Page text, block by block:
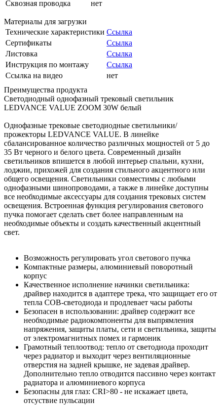
Сквозная проводка нет
Материалы для загрузки
Технические характеристики Ссылка
Сертификаты
Ссылка
Листовка
Ссылка
Инструкция по монтажу
Ссылка
Ссылка на видео
нет
Преимущества продукта
Светодиодный однофазный трековый светильник
LEDVANCE VALUE ZOOM 30W белый
Однофазные трековые светодиодные светильники/
прожекторы LEDVANCE VALUE. В линейке
сбалансированное количество различных мощностей от 5 до
35 Вт черного и белого цвета. Современный дизайн
светильников впишется в любой интерьер спальни, кухни,
лоджии, прихожей для создания стильного акцентного или
общего освещения. Светильники совместимы с любыми
однофазными шинопроводами, а также в линейке доступны
все необходимые аксессуары для создания трековых систем
освещения. Встроенная функция регулирования светового
пучка помогает сделать свет более направленным на
необходимые объекты и создать качественный акцентный
свет.
Возможность регулировать угол светового пучка
Компактные размеры, алюминиевый поворотный
корпус
Качественное исполнение начинки светильника:
драйвер находится в адаптере трека, что защищает его от
тепла COB-светодиода и продлевает часы работы
Безопасен в использовании: драйвер содержит все
необходимые радиокомпоненты для выпрямления
напряжения, защиты платы, сети и светильника, защиты
от электромагнитных помех и гармоник
Грамотный теплоотвод: тепло от светодиода проходит
через радиатор и выходит через вентиляционные
отверстия на задней крышке, не задевая драйвер.
Дополнительно тепло отводится пассивно через контакт
радиатора и алюминиевого корпуса
Безопасны для глаз: CRI>80 - не искажает цвета,
отсуствие пульсации